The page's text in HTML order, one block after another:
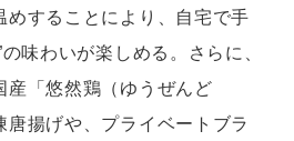
めすることにより、自宅で手
味わいが楽しめる。さらに、
産「悠然鶏（ゆうぜんど
唐揚げや、プライベートブラ